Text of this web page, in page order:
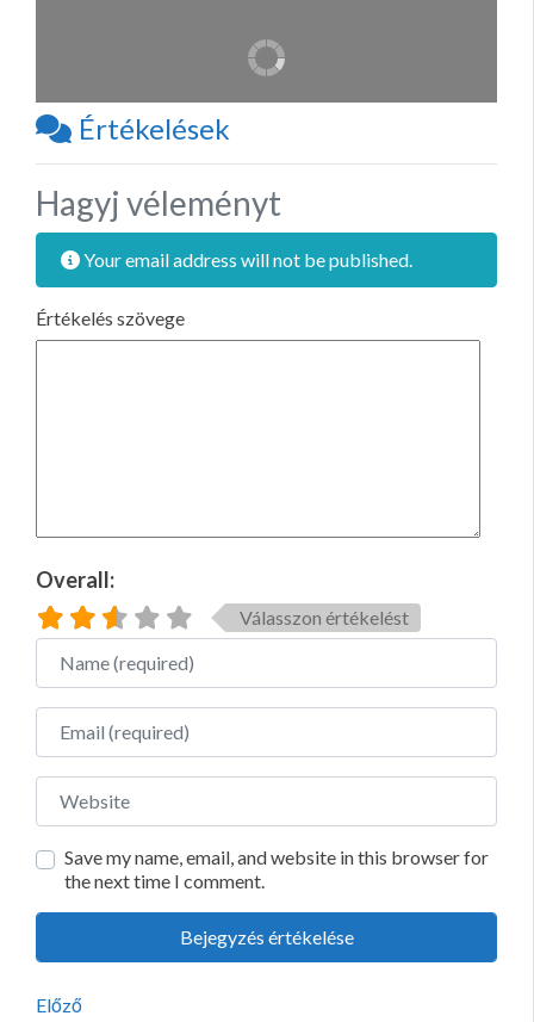
Értékelések
Hagyj véleményt
Your email address will not be published.
Értékelés szövege
Overall:
Válasszon értékelést
Name
Email
Website
Save my name, email, and website in this browser for
the next time I comment.
Előző